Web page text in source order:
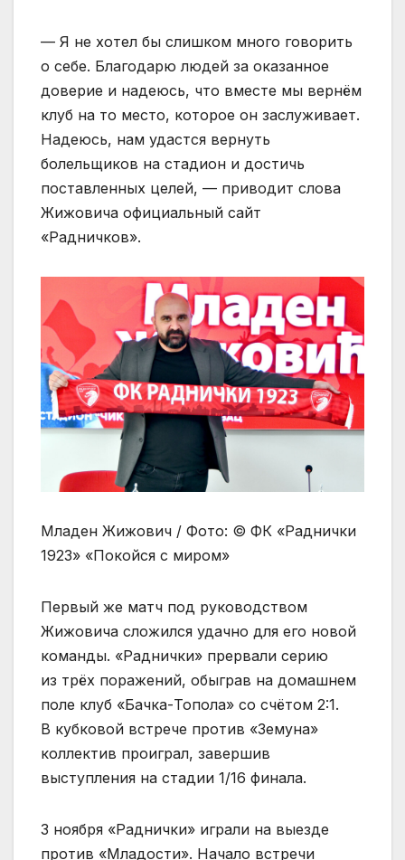
— Я не хотел бы слишком много говорить
о себе. Благодарю людей за оказанное
доверие и надеюсь, что вместе мы вернём
клуб на то место, которое он заслуживает.
Надеюсь, нам удастся вернуть
болельщиков на стадион и достичь
поставленных целей, — приводит слова
Жижовича официальный сайт
«Радничков».
Младен Жижович / Фото: © ФК «Раднички
1923» «Покойся с миром»
Первый же матч под руководством
Жижовича сложился удачно для его новой
команды. «Раднички» прервали серию
из трёх поражений, обыграв на домашнем
поле клуб «Бачка-Топола» со счётом 2:1.
В кубковой встрече против «Земуна»
коллектив проиграл, завершив
выступления на стадии 1/16 финала.
3 ноября «Раднички» играли на выезде
против «Младости». Начало встречи